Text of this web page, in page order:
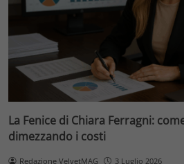
La Fenice di Chiara Ferragni:
dimezzando i costi
Redazione VelvetMAG 3 Luglio 2026